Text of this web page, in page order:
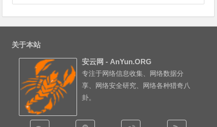
关于本站
安云网 - AnYun.ORG
专注于网络信息收集、网络数据分
享、网络安全研究、网络各种猎奇八
卦。